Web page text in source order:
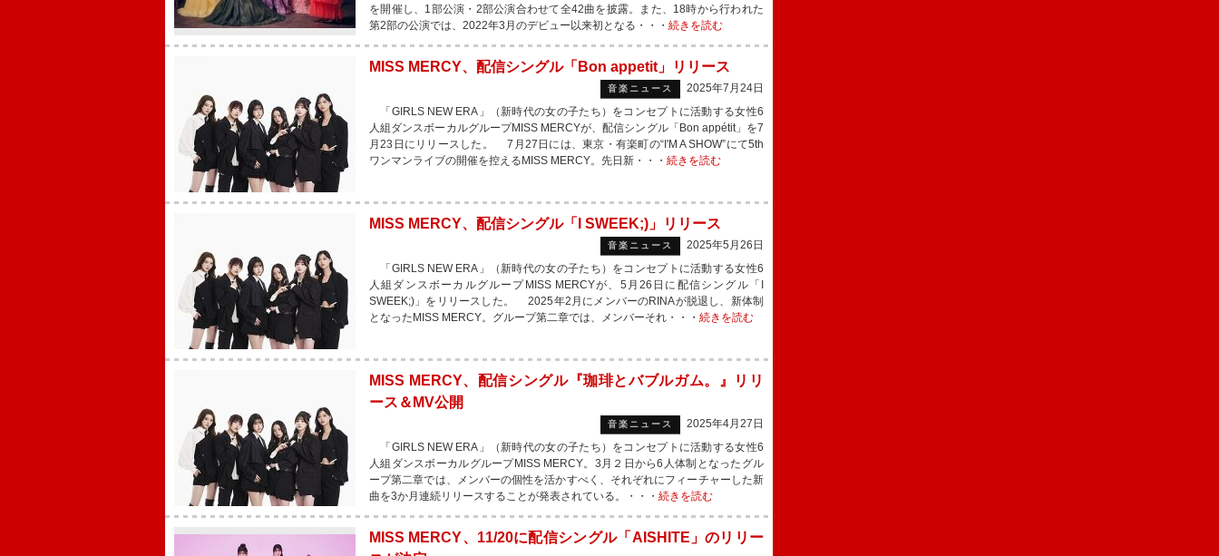
を開催し、1部公演・2部公演合わせて全42曲を披露。また、18時から行われた
第2部の公演では、2022年3月のデビュー以来初となる・・・ 続きを読む
MISS MERCY、配信シングル「Bon appetit」リリース
音楽ニュース
2025年7月24日
「GIRLS NEW ERA」（新時代の女の子たち）をコンセプトに活動する女性6
人組ダンスボーカルグループMISS MERCYが、配信シングル「Bon appétit」を7
月23日にリリースした。 7月27日には、東京・有楽町の“I'M A SHOW”にて5th
ワンマンライブの開催を控えるMISS MERCY。先日新・・・ 続きを読む
MISS MERCY、配信シングル「I SWEEK;)」リリース
音楽ニュース
2025年5月26日
「GIRLS NEW ERA」（新時代の女の子たち）をコンセプトに活動する女性6
人組ダンスボーカルグループMISS MERCYが、5月26日に配信シングル「I
SWEEK;)」をリリースした。 2025年2月にメンバーのRINAが脱退し、新体制
となったMISS MERCY。グループ第二章では、メンバーそれ・・・ 続きを読む
MISS MERCY、配信シングル『珈琲とバブルガム。』リリ
ース＆MV公開
音楽ニュース
2025年4月27日
「GIRLS NEW ERA」（新時代の女の子たち）をコンセプトに活動する女性6
人組ダンスボーカルグループMISS MERCY。3月２日から6人体制となったグル
ープ第二章では、メンバーの個性を活かすべく、それぞれにフィーチャーした新
曲を3か月連続リリースすることが発表されている。・・・ 続きを読む
MISS MERCY、11/20に配信シングル「AISHITE」のリリー